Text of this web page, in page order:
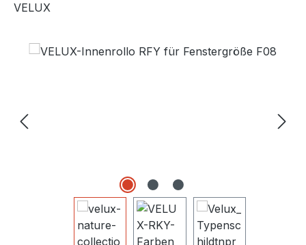
VELUX
Bildergalerie überspringen